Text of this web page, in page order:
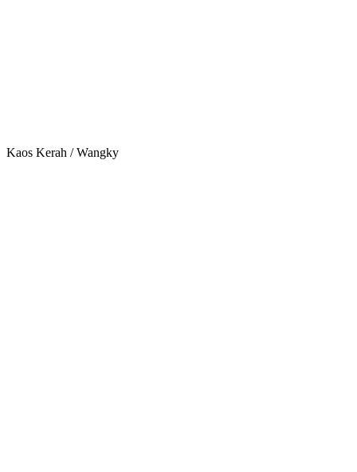
Kaos Kerah / Wangky